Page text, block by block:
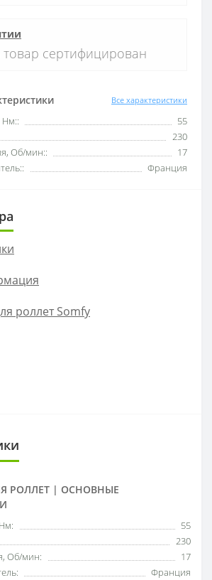
Все характеристики
Нм::
55
230
Об/мин::
17
Франция
товар сертифицирован
роллет Somfy
РОЛЛЕТ | ОСНОВНЫЕ
55
230
Об/мин:
17
Франция